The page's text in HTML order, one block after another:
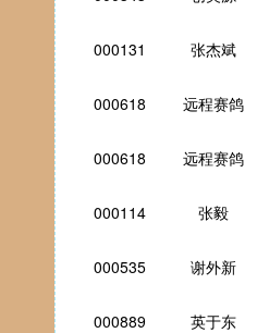
000131 张杰斌
000618 远程赛鸽
000618 远程赛鸽
000114 张毅
000535 谢外新
000889 英于东